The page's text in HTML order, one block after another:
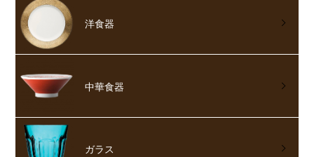
洋食器
中華食器
ガラス